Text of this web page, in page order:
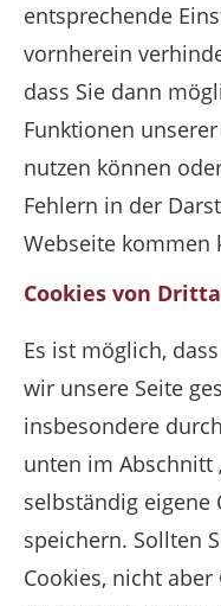
entsprechende
vornherein
dass Sie dann
Funktionen
nutzen können
Fehlern in der
Webseite kommen
Cookies von
Es ist möglich,
wir unsere Seite
insbesondere
unten im Abschnitt
selbständig eigene
speichern. Sollten
Cookies, nicht